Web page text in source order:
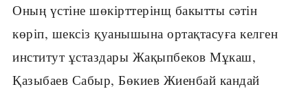
Оның үстіне шөкірттерінщ бакытты сәтін
көріп, шексіз қуанышына ортақтасуға келген
институт ұстаздары Жақыпбеков Мұкаш,
Қазыбаев Сабыр, Бөкиев Жиенбай кандай